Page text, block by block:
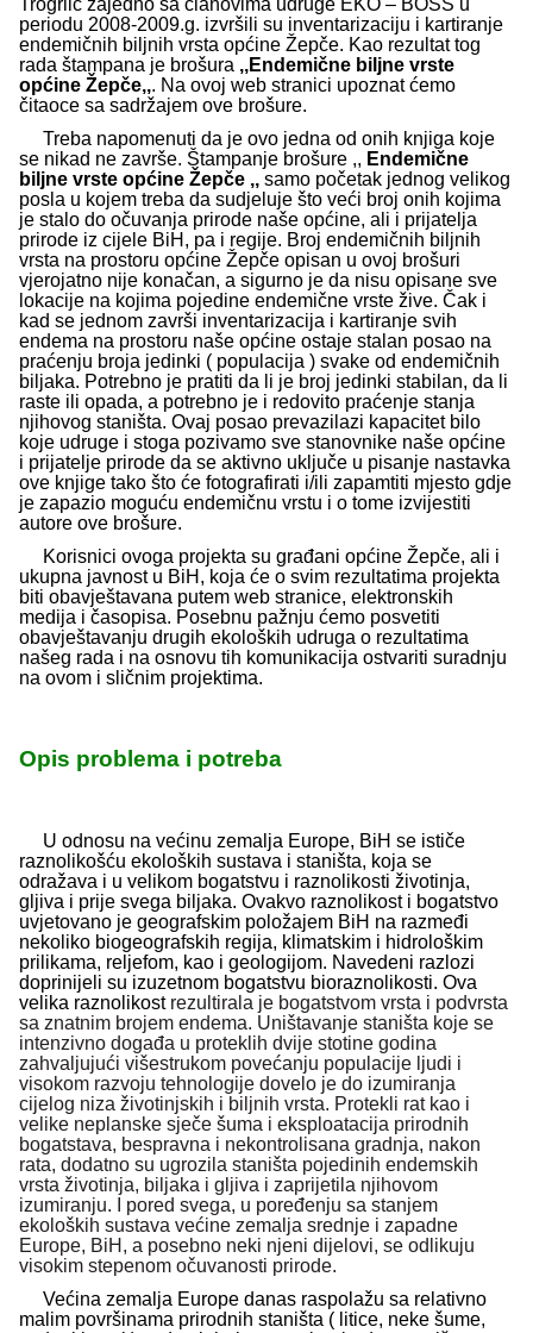
Trogrlić zajedno sa članovima udruge EKO – BOSS u
periodu 2008-2009.g. izvršili su inventarizaciju i kartiranje
endemičnih biljnih vrsta općine Žepče. Kao rezultat tog
rada štampana je brošura ,,Endemične biljne vrste
općine Žepče,,. Na ovoj web stranici upoznat ćemo
čitaoce sa sadržajem ove brošure.
Treba napomenuti da je ovo jedna od onih knjiga koje
se nikad ne završe. Štampanje brošure ,, Endemične
biljne vrste općine Žepče ,, samo početak jednog velikog
posla u kojem treba da sudjeluje što veći broj onih kojima
je stalo do očuvanja prirode naše općine, ali i prijatelja
prirode iz cijele BiH, pa i regije. Broj endemičnih biljnih
vrsta na prostoru općine Žepče opisan u ovoj brošuri
vjerojatno nije konačan, a sigurno je da nisu opisane sve
lokacije na kojima pojedine endemične vrste žive. Čak i
kad se jednom završi inventarizacija i kartiranje svih
endema na prostoru naše općine ostaje stalan posao na
praćenju broja jedinki ( populacija ) svake od endemičnih
biljaka. Potrebno je pratiti da li je broj jedinki stabilan, da li
raste ili opada, a potrebno je i redovito praćenje stanja
njihovog staništa. Ovaj posao prevazilazi kapacitet bilo
koje udruge i stoga pozivamo sve stanovnike naše općine
i prijatelje prirode da se aktivno uključe u pisanje nastavka
ove knjige tako što će fotografirati i/ili zapamtiti mjesto gdje
je zapazio moguću endemičnu vrstu i o tome izvijestiti
autore ove brošure.
Korisnici ovoga projekta su građani općine Žepče, ali i
ukupna javnost u BiH, koja će o svim rezultatima projekta
biti obavještavana putem web stranice, elektronskih
medija i časopisa. Posebnu pažnju ćemo posvetiti
obavještavanju drugih ekoloških udruga o rezultatima
našeg rada i na osnovu tih komunikacija ostvariti suradnju
na ovom i sličnim projektima.
Opis problema i potreba
U odnosu na većinu zemalja Europe, BiH se ističe
raznolikošću ekoloških sustava i staništa, koja se
odražava i u velikom bogatstvu i raznolikosti životinja,
gljiva i prije svega biljaka. Ovakvo raznolikost i bogatstvo
uvjetovano je geografskim položajem BiH na razmeđi
nekoliko biogeografskih regija, klimatskim i hidrološkim
prilikama, reljefom, kao i geologijom. Navedeni razlozi
doprinijeli su izuzetnom bogatstvu bioraznolikosti. Ova
velika raznolikost rezultirala je bogatstvom vrsta i podvrsta
sa znatnim brojem endema. Uništavanje staništa koje se
intenzivno događa u proteklih dvije stotine godina
zahvaljujući višestrukom povećanju populacije ljudi i
visokom razvoju tehnologije dovelo je do izumiranja
cijelog niza životinjskih i biljnih vrsta. Protekli rat kao i
velike neplanske sječe šuma i eksploatacija prirodnih
bogatstava, bespravna i nekontrolisana gradnja, nakon
rata, dodatno su ugrozila staništa pojedinih endemskih
vrsta životinja, biljaka i gljiva i zaprijetila njihovom
izumiranju. I pored svega, u poređenju sa stanjem
ekoloških sustava većine zemalja srednje i zapadne
Europe, BiH, a posebno neki njeni dijelovi, se odlikuju
visokim stepenom očuvanosti prirode.
Većina zemalja Europe danas raspolažu sa relativno
malim površinama prirodnih staništa ( litice, neke šume,